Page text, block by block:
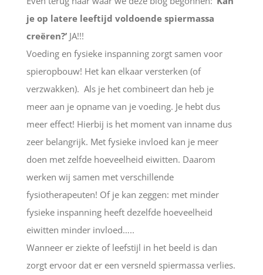
je op latere leeftijd voldoende spiermassa
creëren?’JA!!!
Voeding en fysieke inspanning zorgt samen voor
spieropbouw! Het kan elkaar versterken (of
verzwakken). Als je het combineert dan heb je
meer aan je opname van je voeding. Je hebt dus
meer effect! Hierbij is het moment van inname dus
zeer belangrijk. Met fysieke invloed kan je meer
doen met zelfde hoeveelheid eiwitten. Daarom
werken wij samen met verschillende
fysiotherapeuten! Of je kan zeggen: met minder
fysieke inspanning heeft dezelfde hoeveelheid
eiwitten minder invloed…..
Wanneer er ziekte of leefstijl in het beeld is dan
zorgt ervoor dat er een versneld spiermassa verlies.